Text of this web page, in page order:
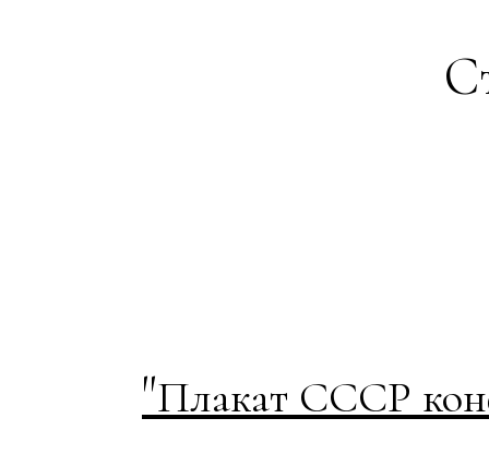
"Плакат СССР